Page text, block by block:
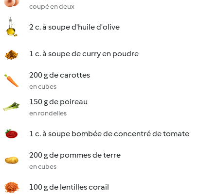
coupé en deux
2 c. à soupe d'huile d'olive
1 c. à soupe de curry en poudre
200 g de carottes
en cubes
150 g de poireau
en rondelles
1 c. à soupe bombée de concentré de tomate
200 g de pommes de terre
en cubes
100 g de lentilles corail